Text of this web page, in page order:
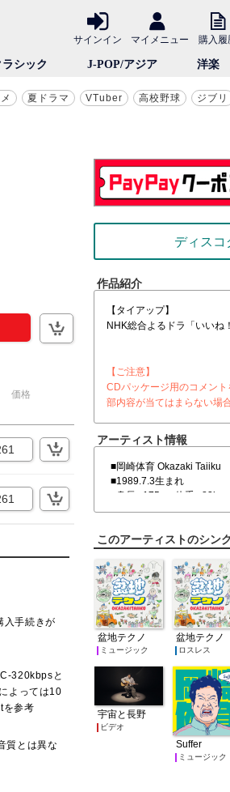
ア～
サインイン マイメニュー 購入履
シック J-POP/アジア 洋楽
夏ドラマ VTuber 高校野球 ジブリ
価格
入手続きが
320kbpsと
よっては10
を参考
質とは異な
ディスコ
作品紹介
【タイアップ】
NHK総合よるドラ「いいね
【ご注意】
CDパッケージ用のコメン
部内容が当てはまらない場
アーティスト情報
■岡崎体育 Okazaki Taiiku
■1989.7.3生まれ
■身長 : 175cm 体重 : 83kg
■血液型 : A型
■特技 : 体重移動、創作ダ
京都在住の男性ソロプロ
トで働きながら、自身の出
クノ（BASIN TECHNO）
始。2016年4月に公開した
を題材にした「MUSIC
名アーティストから絶賛
月発売のメジャーデビュ
オリコンウィークリーチャ
その「MUSIC VIDEO」は
ンターテインメント部門
TVCM出演、フジテレビ“
このアーティストのシン
盆地テクノ
ミュージック
盆地テクノ
ロスレス
宇宙と長野
ビデオ
Suffer
ミュージック